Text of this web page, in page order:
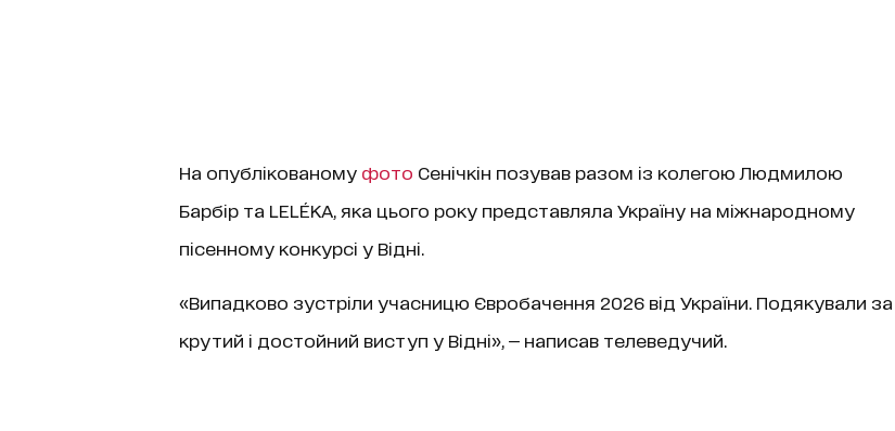
На опублікованому фото Сенічкін позував разом із колегою Людмилою
Барбір та LELÉKA, яка цього року представляла Україну на міжнародному
пісенному конкурсі у Відні.
«Випадково зустріли учасницю Євробачення 2026 від України. Подякували за
крутий і достойний виступ у Відні», — написав телеведучий.